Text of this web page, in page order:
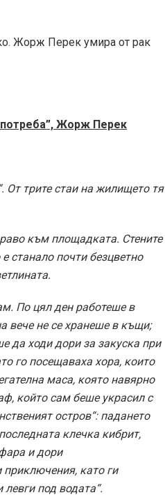
Жорж Перек умира от рак
Жорж Перек
От трите стаи на жилището тя
към площадката. Стените
станало почти безцветно
По цял ден работеше в
вече не се хранеше в къщи;
да ходи дори за закуска при
го посещаваха хора, които
маса, която навярно
който сам беше украсил с
остров“: падането
клечка кибрит,
и дори
приключения, като ги
под водата“.